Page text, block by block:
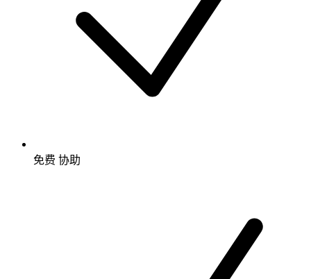
免费 协助